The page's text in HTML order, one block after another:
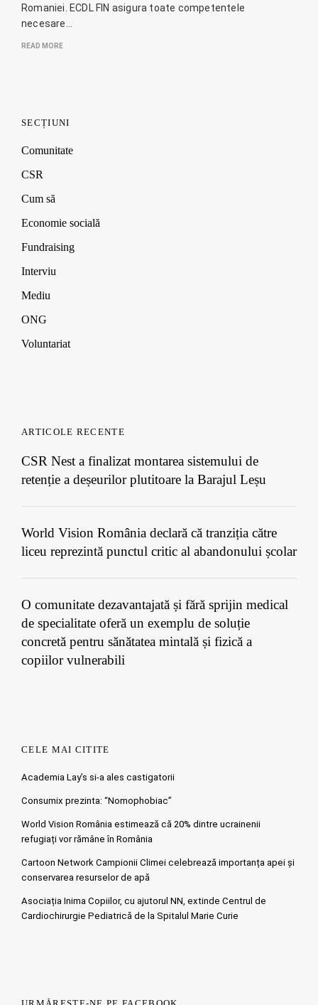
Romaniei. ECDL FIN asigura toate competentele
necesare…
READ MORE
SECȚIUNI
Comunitate
CSR
Cum să
Economie socială
Fundraising
Interviu
Mediu
ONG
Voluntariat
ARTICOLE RECENTE
CSR Nest a finalizat montarea sistemului de
retenție a deșeurilor plutitoare la Barajul Leșu
World Vision România declară că tranziția către
liceu reprezintă punctul critic al abandonului școlar
O comunitate dezavantajată și fără sprijin medical
de specialitate oferă un exemplu de soluție
concretă pentru sănătatea mintală și fizică a
copiilor vulnerabili
CELE MAI CITITE
Academia Lay’s si-a ales castigatorii
Consumix prezinta: “Nomophobiac”
World Vision România estimează că 20% dintre ucrainenii
refugiați vor rămâne în România
Cartoon Network Campionii Climei celebrează importanța apei și
conservarea resurselor de apă
Asociația Inima Copiilor, cu ajutorul NN, extinde Centrul de
Cardiochirurgie Pediatrică de la Spitalul Marie Curie